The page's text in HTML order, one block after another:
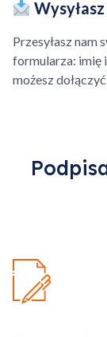
Przesyłasz nam
formularza: imię
możesz